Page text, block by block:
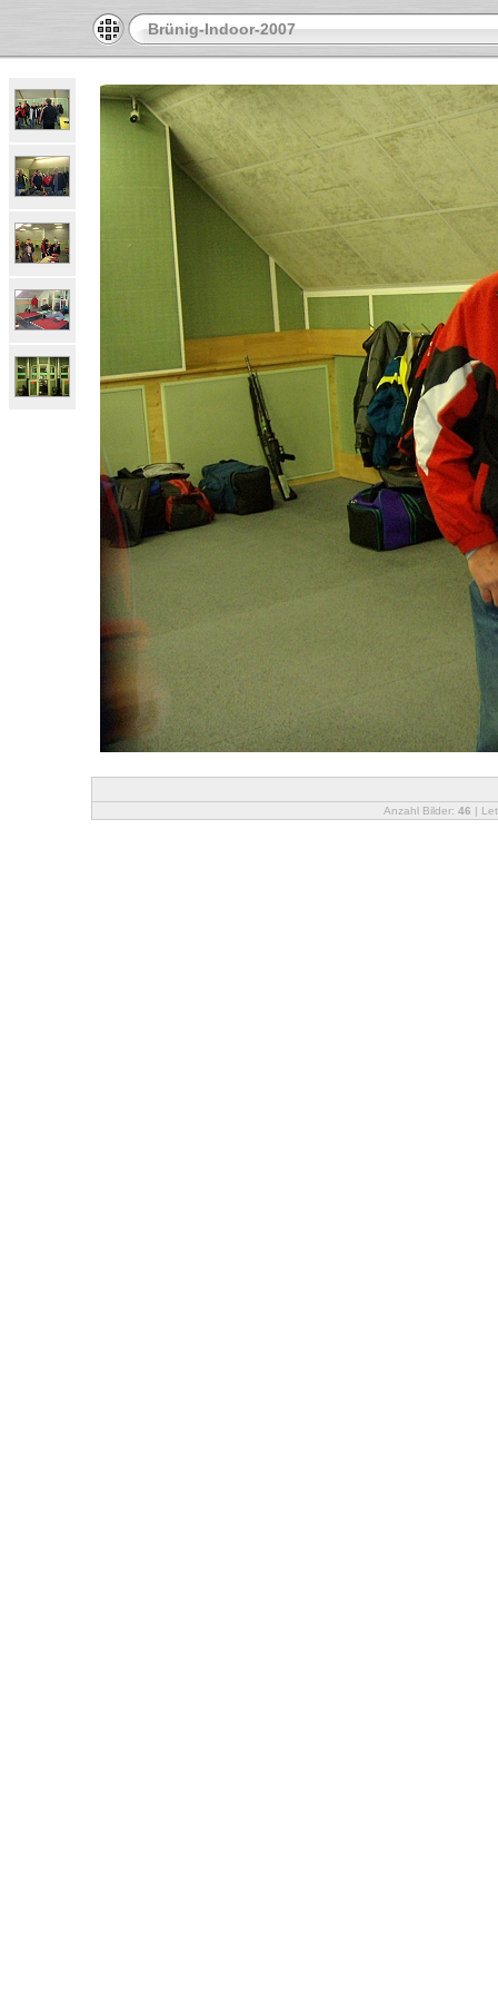
Brünig-Indoor-2007
Anzahl Bilder: 46 |